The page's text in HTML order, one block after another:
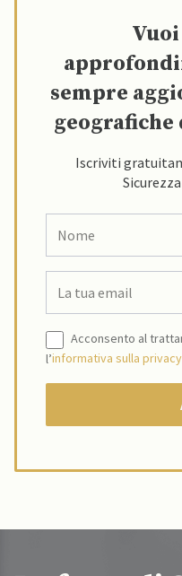
sempre
geografiche
Iscriviti
Acconsento al
l’informativa sulla privacy